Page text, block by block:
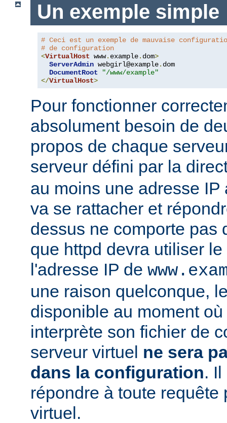
Un exemple simple
# Ceci est un exemple de mauvaise
# de configuration
<VirtualHost www. example. dom>
ServerAdmin webgirl@example. dom
DocumentRoot
"/www/example"
</VirtualHost>
Pour fonctionner
absolument besoin de
propos de chaque
serveur défini par la
au moins une adresse
va se rattacher et
dessus ne comporte pas
que httpd devra utiliser
l'adresse IP de
une raison quelconque,
disponible au moment
interprète son fichier de
serveur virtuel ne sera
dans la configuration.
répondre à toute requête
virtuel.